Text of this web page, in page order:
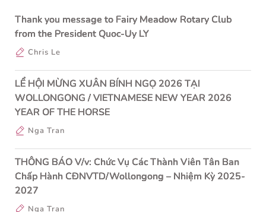
Thank you message to Fairy Meadow Rotary Club
from the President Quoc-Uy LY
Chris Le
LỂ HỘI MỪNG XUÂN BÍNH NGỌ 2026 TẠI
WOLLONGONG / VIETNAMESE NEW YEAR 2026
YEAR OF THE HORSE
Nga Tran
THÔNG BÁO V/v: Chức Vụ Các Thành Viên Tân Ban
Chấp Hành CĐNVTD/Wollongong – Nhiệm Kỳ 2025-
2027
Nga Tran